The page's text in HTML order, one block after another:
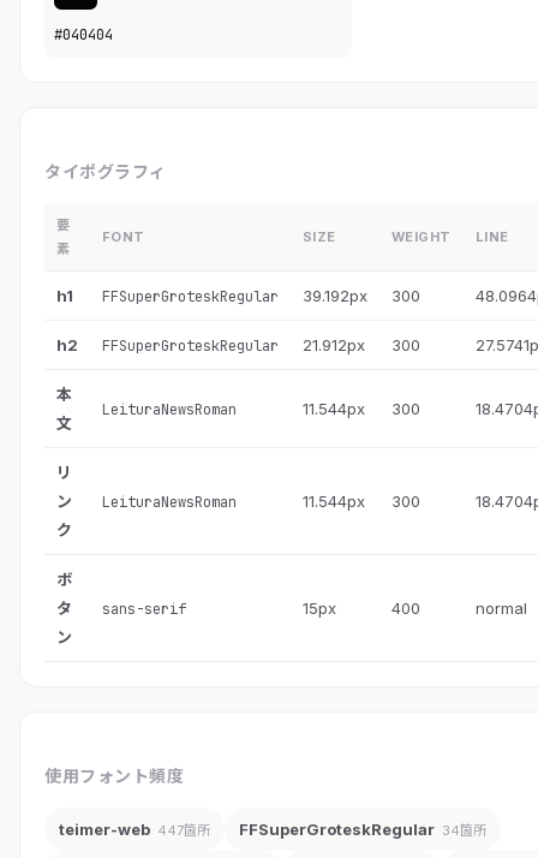
#040404
タイポグラフィ
要
素
FONT SIZE WEIGHT LINE
h1 FFSuperGroteskRegular 39.192px 300
h2 FFSuperGroteskRegular 21.912px 300
本
文
LeituraNewsRoman 11.544px 300
リ
ン
ク
LeituraNewsRoman 11.544px 300
ボ
タ
ン
sans-serif 15px 400 normal
使用フォント頻度
teimer-web 447箇所 FFSuperGroteskRegular 34箇所